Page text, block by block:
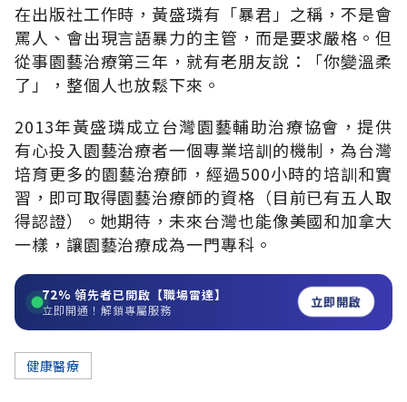
在出版社工作時，黃盛璘有「暴君」之稱，不是會
罵人、會出現言語暴力的主管，而是要求嚴格。但
從事園藝治療第三年，就有老朋友說：「你變溫柔
了」，整個人也放鬆下來。
2013年黃盛璘成立台灣園藝輔助治療協會，提供
有心投入園藝治療者一個專業培訓的機制，為台灣
培育更多的園藝治療師，經過500小時的培訓和實
習，即可取得園藝治療師的資格（目前已有五人取
得認證）。她期待，未來台灣也能像美國和加拿大
一樣，讓園藝治療成為一門專科。
72% 領先者已開啟【職場雷達】
立即開通！解鎖專屬服務 立即開啟
健康醫療